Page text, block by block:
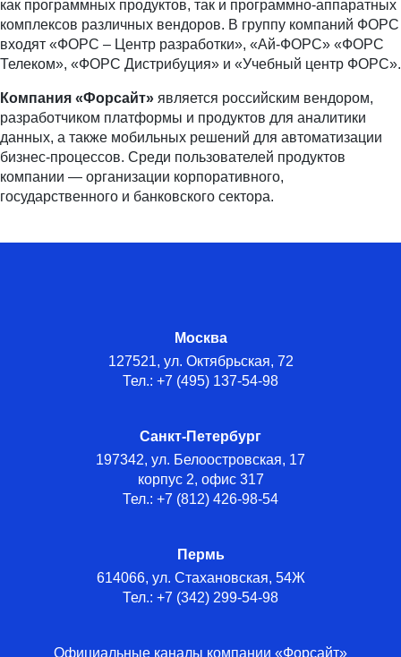
как программных продуктов, так и программно-аппаратных
комплексов различных вендоров. В группу компаний ФОРС
входят «ФОРС – Центр разработки», «Ай-ФОРС» «ФОРС
Телеком», «ФОРС Дистрибуция» и «Учебный центр ФОРС».
Компания «Форсайт» является российским вендором,
разработчиком платформы и продуктов для аналитики
данных, а также мобильных решений для автоматизации
бизнес-процессов. Среди пользователей продуктов
компании — организации корпоративного,
государственного и банковского сектора.
Москва
127521, ул. Октябрьская, 72
Тел.: +7 (495) 137-54-98
Санкт-Петербург
197342, ул. Белоостровская, 17
корпус 2, офис 317
Тел.: +7 (812) 426-98-54
Пермь
614066, ул. Стахановская, 54Ж
Тел.: +7 (342) 299-54-98
Официальные каналы компании «Форсайт»